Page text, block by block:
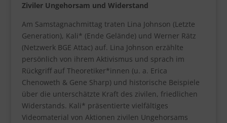
Ziviler Ungehorsam und Widerstand
Am Samstagnachmittag traten Lina Johnson (Letzte
Generation), Kali* (Ende Gelände) und Werner Rätz
(Netzwerk BGE Attac) auf. Lina Johnson erzählte
persönlich von ihrem Aktivismus und sprach im
Rückgriff auf Theoretiker*innen (u. a. Erica
Chenoweth & Gene Sharp) und historische Beispiele
über die unterschätzte Kraft des zivilen, friedlichen
Widerstands. Kali* präsentierte vielfältiges
Videomaterial von Aktionen zivilen Ungehorsams